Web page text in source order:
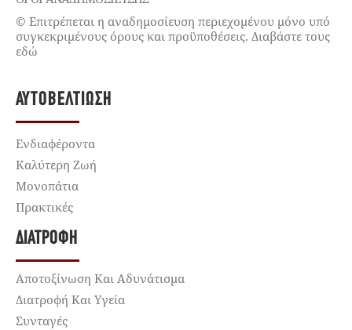
© Επιτρέπεται η αναδημοσίευση περιεχομένου μόνο υπό
συγκεκριμένους όρους και προϋποθέσεις. Διαβάστε τους
εδώ
ΑΥΤΟΒΕΛΤΊΩΣΗ
Ενδιαφέροντα
Καλύτερη Ζωή
Μονοπάτια
Πρακτικές
ΔΙΑΤΡΟΦΉ
Αποτοξίνωση Και Αδυνάτισμα
Διατροφή Και Υγεία
Συνταγές